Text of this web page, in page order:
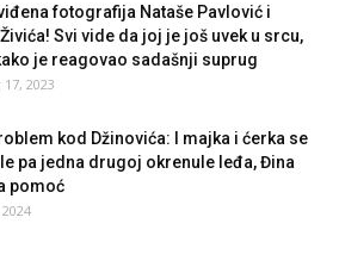
fotografija Nataše Pavlović i
Svi vide da joj je još uvek u srcu,
je reagovao sadašnji suprug
2023
kod Džinovića: I majka i ćerka se
pa jedna drugoj okrenule leđa, Đina
pomoć